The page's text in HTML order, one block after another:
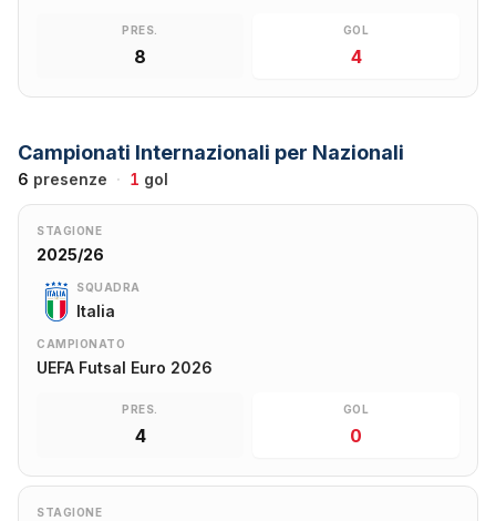
PRES.
8
GOL
4
Campionati Internazionali per Nazionali
6 presenze · 1 gol
STAGIONE
2025/26
SQUADRA
Italia
CAMPIONATO
UEFA Futsal Euro 2026
PRES.
4
GOL
0
STAGIONE